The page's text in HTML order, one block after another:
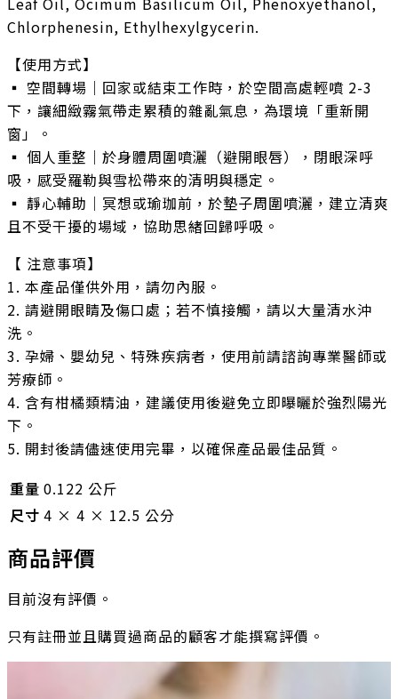
Chlorphenesin, Ethylhexylgycerin.
【使用方式】
▪️ 空間轉場｜回家或結束工作時，於空間高處輕噴 2-3
下，讓細緻霧氣帶走累積的雜亂氣息，為環境「重新開
窗」。
▪️ 個人重整｜於身體周圍噴灑（避開眼唇），閉眼深呼
吸，感受羅勒與雪松帶來的清明與穩定。
▪️ 靜心輔助｜冥想或瑜珈前，於墊子周圍噴灑，建立清爽
且不受干擾的場域，協助思緒回歸呼吸。
【 注意事項】
1. 本產品僅供外用，請勿內服。
2. 請避開眼睛及傷口處；若不慎接觸，請以大量清水沖
洗。
3. 孕婦、嬰幼兒、特殊疾病者，使用前請諮詢專業醫師或
芳療師。
4. 含有柑橘類精油，建議使用後避免立即曝曬於強烈陽光
下。
5. 開封後請儘速使用完畢，以確保產品最佳品質。
重量 0.122 公斤
尺寸 4 × 4 × 12.5 公分
商品評價
目前沒有評價。
只有註冊並且購買過商品的顧客才能撰寫評價。